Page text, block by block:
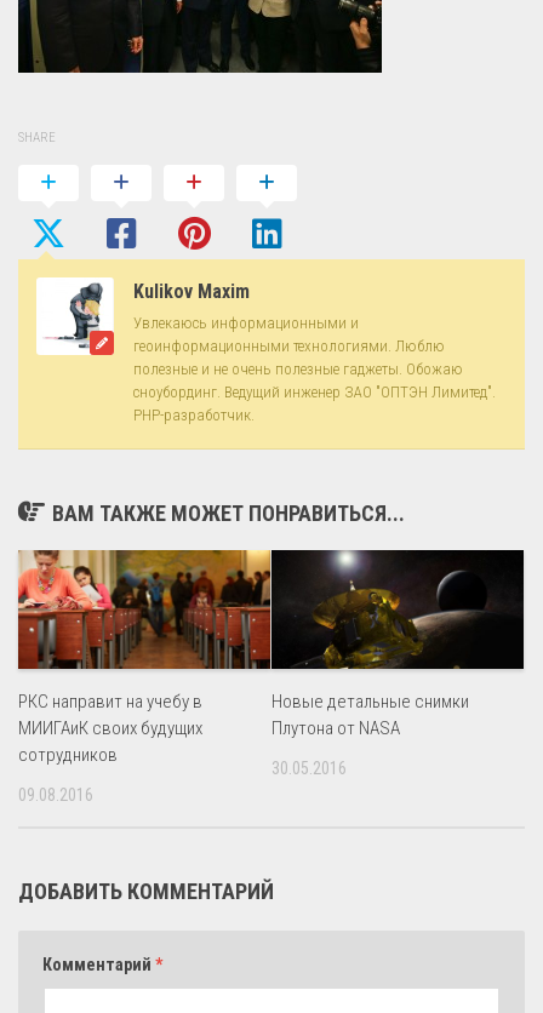
SHARE
Kulikov Maxim
Увлекаюсь информационными и
геоинформационными технологиями. Люблю
полезные и не очень полезные гаджеты. Обожаю
сноубординг. Ведущий инженер ЗАО "ОПТЭН Лимитед".
PHP-разработчик.
ВАМ ТАКЖЕ МОЖЕТ ПОНРАВИТЬСЯ...
РКС направит на учебу в
МИИГАиК своих будущих
сотрудников
09.08.2016
Новые детальные снимки
Плутона от NASA
30.05.2016
ДОБАВИТЬ КОММЕНТАРИЙ
Комментарий *